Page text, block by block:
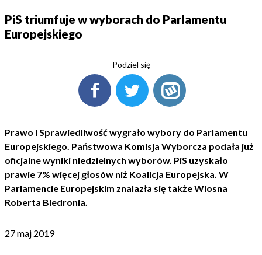
PiS triumfuje w wyborach do Parlamentu
Europejskiego
Podziel się
Prawo i Sprawiedliwość wygrało wybory do Parlamentu
Europejskiego. Państwowa Komisja Wyborcza podała już
oficjalne wyniki niedzielnych wyborów. PiS uzyskało
prawie 7% więcej głosów niż Koalicja Europejska. W
Parlamencie Europejskim znalazła się także Wiosna
Roberta Biedronia.
27 maj 2019